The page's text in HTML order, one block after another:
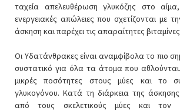
ταχεία απελευθέρωση γλυκόζης στο
ενεργειακές απώλειες που σχετίζονται με
άσκηση και παρέχει τις απαραίτητες
Οι Υδατάνθρακες είναι αναμφίβολα το πιο
συστατικό για όλα τα άτομα που
μικρές ποσότητες στους μύες και το
γλυκογόνου. Κατά τη διάρκεια της
από τους σκελετικούς μύες και τον